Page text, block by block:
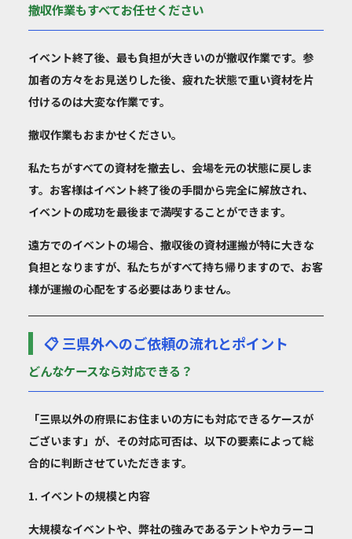
撤収作業もすべてお任せください
イベント終了後、最も負担が大きいのが撤収作業です。参
加者の方々をお見送りした後、疲れた状態で重い資材を片
付けるのは大変な作業です。
撤収作業もおまかせください。
私たちがすべての資材を撤去し、会場を元の状態に戻しま
す。お客様はイベント終了後の手間から完全に解放され、
イベントの成功を最後まで満喫することができます。
遠方でのイベントの場合、撤収後の資材運搬が特に大きな
負担となりますが、私たちがすべて持ち帰りますので、お客
様が運搬の心配をする必要はありません。
📋 三県外へのご依頼の流れとポイント
どんなケースなら対応できる？
「三県以外の府県にお住まいの方にも対応できるケースが
ございます」が、その対応可否は、以下の要素によって総
合的に判断させていただきます。
1. イベントの規模と内容
大規模なイベントや、弊社の強みであるテントやカラーコ